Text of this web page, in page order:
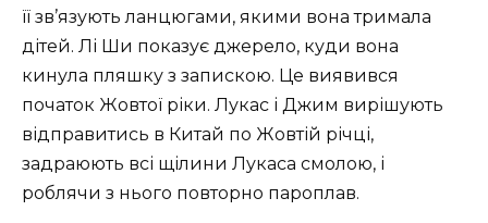
її зв’язують ланцюгами, якими вона тримала
дітей. Лі Ши показує джерело, куди вона
кинула пляшку з запискою. Це виявився
початок Жовтої ріки. Лукас і Джим вирішують
відправитись в Китай по Жовтій річці,
задраюють всі щілини Лукаса смолою, і
роблячи з нього повторно пароплав.